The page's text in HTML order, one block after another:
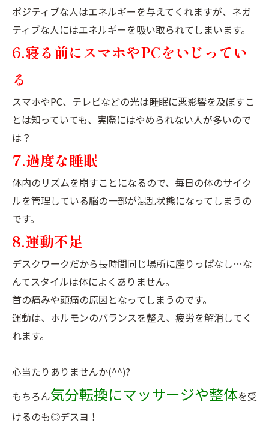
ポジティブな人はエネルギーを与えてくれますが、ネガ
ティブな人にはエネルギーを吸い取られてしまいます。
6.寝る前にスマホやPCをいじってい
る
スマホやPC、テレビなどの光は睡眠に悪影響を及ぼすこ
とは知っていても、実際にはやめられない人が多いので
は？
7.過度な睡眠
体内のリズムを崩すことになるので、毎日の体のサイク
ルを管理している脳の一部が混乱状態になってしまうの
です。
8.運動不足
デスクワークだから長時間同じ場所に座りっぱなし…な
んてスタイルは体によくありません。
首の痛みや頭痛の原因となってしまうのです。
運動は、ホルモンのバランスを整え、疲労を解消してく
れます。
心当たりありませんか(^^)?
もちろん気分転換にマッサージや整体を受
けるのも◎デスヨ！